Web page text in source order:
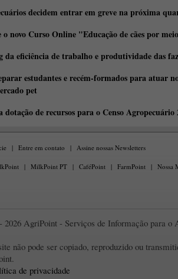
decidem entrar em greve na próxima
o novo Curso Online "Educação de cães por
da eficiência de trabalho e produtividade das
estudantes e recém-formados para atuar
pet
dotação de recursos para o Censo Agropecuário
| Entre em contato | Assine nossas Newsletters
| MilkPoint PT | CaféPoint | FarmPoint | Nossa
AgriPoint - Serviços de Informação para o
não pode ser copiado, reproduzido ou
de privacidade